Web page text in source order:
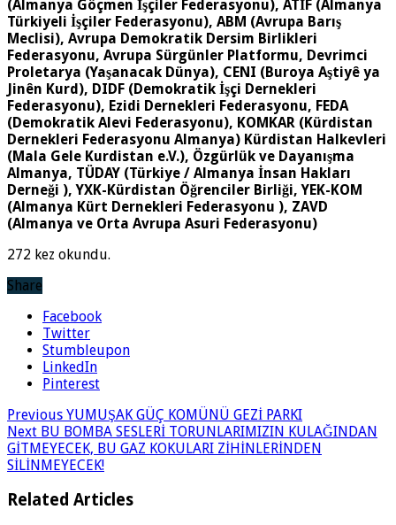
(Almanya Göçmen İşçiler Federasyonu), ATİF (Almanya
Türkiyeli İşçiler Federasyonu), ABM (Avrupa Barış
Meclisi), Avrupa Demokratik Dersim Birlikleri
Federasyonu, Avrupa Sürgünler Platformu, Devrimci
Proletarya (Yaşanacak Dünya), CENI (Buroya Aştiyê ya
Jinên Kurd), DIDF (Demokratik İşçi Dernekleri
Federasyonu), Ezidi Dernekleri Federasyonu, FEDA
(Demokratik Alevi Federasyonu), KOMKAR (Kürdistan
Dernekleri Federasyonu Almanya) Kürdistan Halkevleri
(Mala Gele Kurdistan e.V.), Özgürlük ve Dayanışma
Almanya, TÜDAY (Türkiye / Almanya İnsan Hakları
Derneği ), YXK-Kürdistan Öğrenciler Birliği, YEK-KOM
(Almanya Kürt Dernekleri Federasyonu ), ZAVD
(Almanya ve Orta Avrupa Asuri Federasyonu)
272 kez okundu.
Share
Facebook
Twitter
Stumbleupon
LinkedIn
Pinterest
Previous YUMUŞAK GÜÇ KOMÜNÜ GEZİ PARKI
Next BU BOMBA SESLERİ TORUNLARIMIZIN KULAĞINDAN
GİTMEYECEK, BU GAZ KOKULARI ZİHİNLERİNDEN
SİLİNMEYECEK!
Related Articles